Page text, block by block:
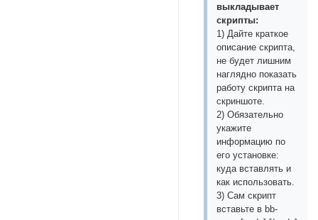
выкладывает
скрипты:
1) Дайте краткое
описание скрипта,
не будет лишним
наглядно показать
работу скрипта на
скриншоте.
2) Обязательно
укажите
информацию по
его установке:
куда вставлять и
как использовать.
3) Сам скрипт
вставьте в bb-